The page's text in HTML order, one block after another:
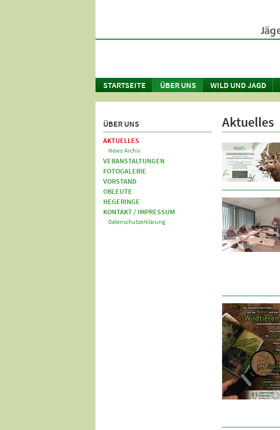
STARTSEITE ÜBER UNS WILD UND JAGD
ÜBER UNS
AKTUELLES
News-Archiv
VERANSTALTUNGEN
FOTOGALERIE
VORSTAND
OBLEUTE
HEGERINGE
KONTAKT / IMPRESSUM
Datenschutzerklärung
Aktuelles